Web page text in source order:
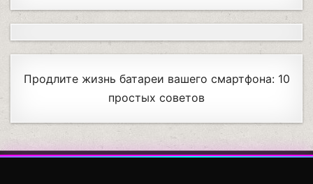
Продлите жизнь батареи вашего смартфона: 10
простых советов